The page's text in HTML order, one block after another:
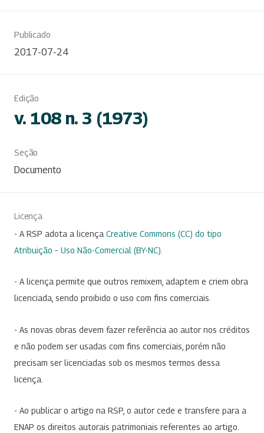
Publicado
2017-07-24
Edição
v. 108 n. 3 (1973)
Seção
Documento
Licença
- A RSP adota a licença Creative Commons (CC) do tipo
Atribuição – Uso Não-Comercial (BY-NC)
- A licença permite que outros remixem, adaptem e criem obra
licenciada, sendo proibido o uso com fins comerciais.
- As novas obras devem fazer referência ao autor nos créditos
e não podem ser usadas com fins comerciais, porém não
precisam ser licenciadas sob os mesmos termos dessa
licença.
- Ao publicar o artigo na RSP, o autor cede e transfere para a
ENAP os direitos autorais patrimoniais referentes ao artigo.